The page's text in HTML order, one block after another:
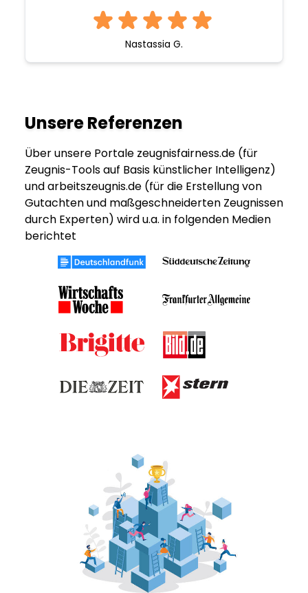
Nastassia G.
Unsere Referenzen
Über unsere Portale zeugnisfairness.de (für
Zeugnis-Tools auf Basis künstlicher Intelligenz)
und arbeitszeugnis.de (für die Erstellung von
Gutachten und maßgeschneiderten Zeugnissen
durch Experten) wird u.a. in folgenden Medien
berichtet